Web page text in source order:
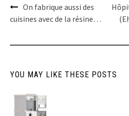
Post
navigation
On fabrique aussi des
cuisines avec de la résine…
YOU MAY LIKE THESE POSTS